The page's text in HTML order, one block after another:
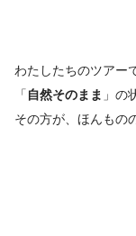
わたしたちのツアー
「 自然そのまま 」の
その方が、ほんもの